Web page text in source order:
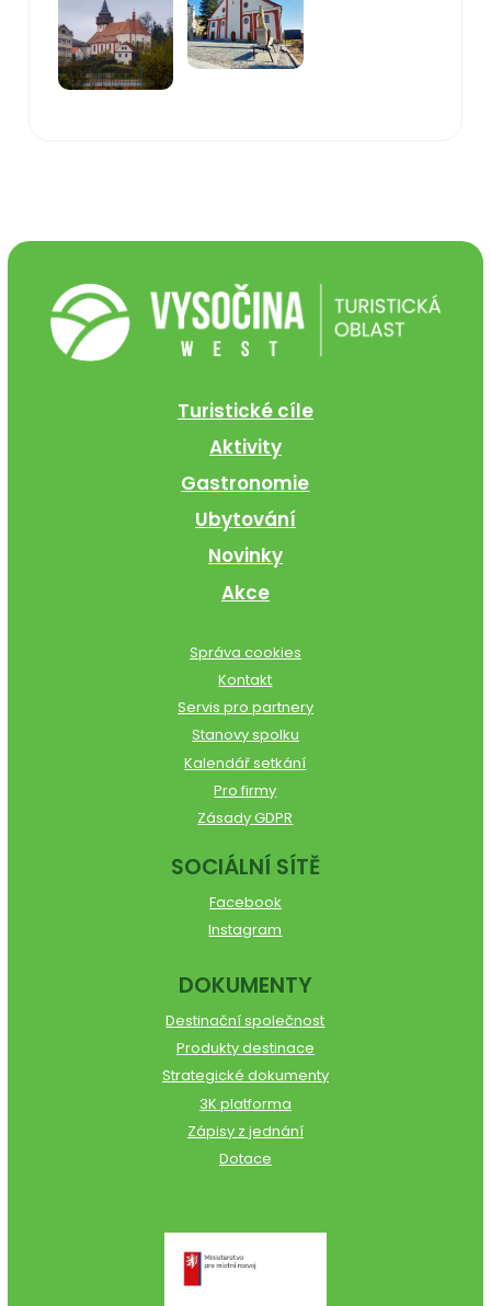
Turistické cíle
Aktivity
Gastronomie
Ubytování
Novinky
Akce
Správa cookies
Kontakt
Servis pro partnery
Stanovy spolku
Kalendář setkání
Pro firmy
Zásady GDPR
SOCIÁLNÍ SÍTĚ
Facebook
Instagram
DOKUMENTY
Destinační společnost
Produkty destinace
Strategické dokumenty
3K platforma
Zápisy z jednání
Dotace